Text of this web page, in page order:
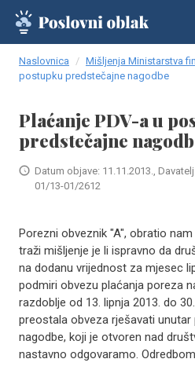
Naslovnica Mišljenja Ministarstva
postupku predstečajne nagodbe
Plaćanje PDV-a u
predstečajne
Datum objave: 11.11.2013.,
01/13-01/2612
Porezni obveznik "A", obratio
traži mišljenje je li ispravno da
na dodanu vrijednost za mjesec
podmiri obvezu plaćanja poreza
razdoblje od 13. lipnja 2013. do
preostala obveza rješavati
nagodbe, koji je otvoren nad
nastavno odgovaramo.